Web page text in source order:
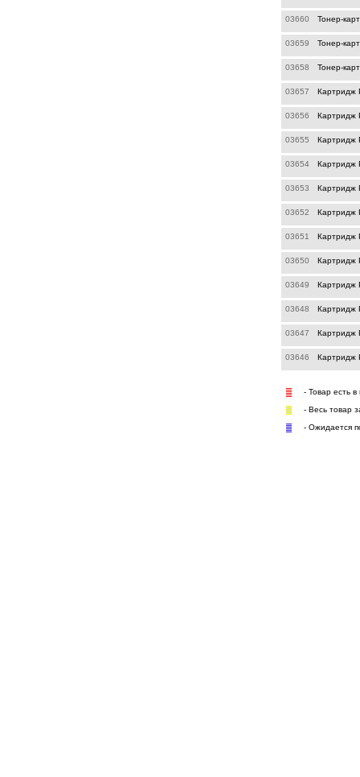
03660 Тонер-
03659 Тонер-
03658 Тонер-
03657 Картридж
03656 Картридж
03655 Картридж
03654 Картридж
03653 Картридж
03652 Картридж
03651 Картридж
03650 Картридж
03649 Картридж
03648 Картридж
03647 Картридж
03646 Картридж
- Товар есть
- Весь товар
- Ожидается